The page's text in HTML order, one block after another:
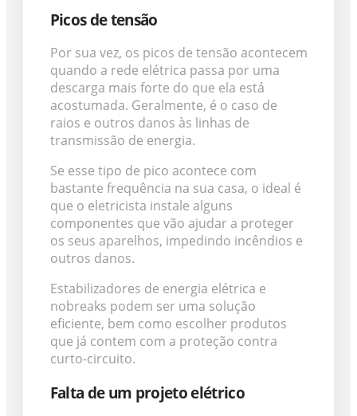
Picos de tensão
Por sua vez, os picos de tensão acontecem
quando a rede elétrica passa por uma
descarga mais forte do que ela está
acostumada. Geralmente, é o caso de
raios e outros danos às linhas de
transmissão de energia.
Se esse tipo de pico acontece com
bastante frequência na sua casa, o ideal é
que o eletricista instale alguns
componentes que vão ajudar a proteger
os seus aparelhos, impedindo incêndios e
outros danos.
Estabilizadores de energia elétrica e
nobreaks podem ser uma solução
eficiente, bem como escolher produtos
que já contem com a proteção contra
curto-circuito.
Falta de um projeto elétrico